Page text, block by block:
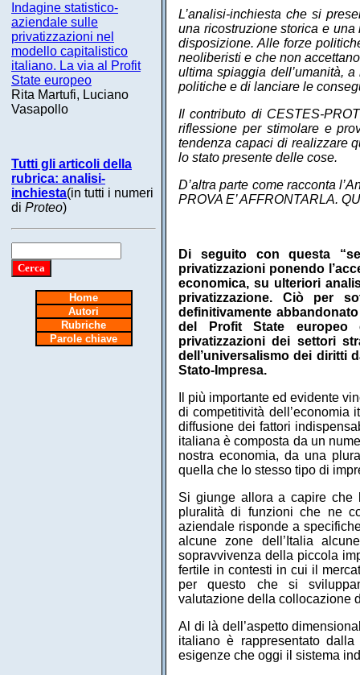
Indagine statistico-
aziendale sulle
privatizzazioni nel
modello capitalistico
italiano. La via al Profit
State europeo
Rita Martufi, Luciano
Vasapollo
Tutti gli articoli della
rubrica: analisi-
inchiesta(in tutti i numeri
di Proteo)
Home
Autori
Rubriche
Parole chiave
L’analisi-inchiesta che si
una ricostruzione storica e
disposizione. Alle forze
neoliberisti e che non
ultima spiaggia dell’umanità,
politiche e di lanciare le
Il contributo di CESTES-
riflessione per stimolare e
tendenza capaci di realizzare
lo stato presente delle cose.
D’altra parte come racconta
PROVA E’ AFFRONTARLA.
Di seguito con questa
privatizzazioni ponendo
economica, su ulteriori
privatizzazione. Ciò per
definitivamente
del Profit State europeo
privatizzazioni dei settori
dell’universalismo dei diritti
Stato-Impresa.
Il più importante ed evidente
di competitività dell’economia
diffusione dei fattori
italiana è composta da un
nostra economia, da una
quella che lo stesso tipo di
Si giunge allora a capire che
pluralità di funzioni che ne
aziendale risponde a
alcune zone dell’Italia
sopravvivenza della piccola
fertile in contesti in cui il
per questo che si
valutazione della collocazione
Al di là dell’aspetto
italiano è rappresentato
esigenze che oggi il sistema